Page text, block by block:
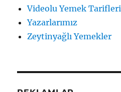
Videolu Yemek Tarifleri
Yazarlarımız
Zeytinyağlı Yemekler